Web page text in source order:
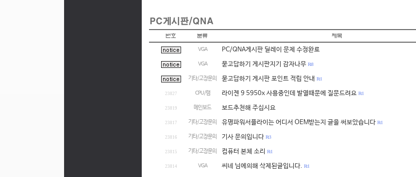
VGA PC/QNA게시판 딜레이 문제 수정완료
VGA 묻고답하기 게시판지기 감자나무 R: 8
기타/고장문의 묻고답하기 게시판 포인트 적립 안내 R: 1
23827 CPU/램 라이젠 9 5950x 사용중인데 발열때문에 질문드려요 R: 1
23819 메인보드 보드추천해 주십시요
23817 기타/고장문의 유명파워서플라이는 어디서 OEM받는지 글을 써보았습니다 R: 1
23816 기타/고장문의 기사 문의입니다 R: 3
23815 기타/고장문의 컴퓨터 본체 소리 R: 1
23814 VGA 씨네 님에의해 삭제된글입니다. R: 1